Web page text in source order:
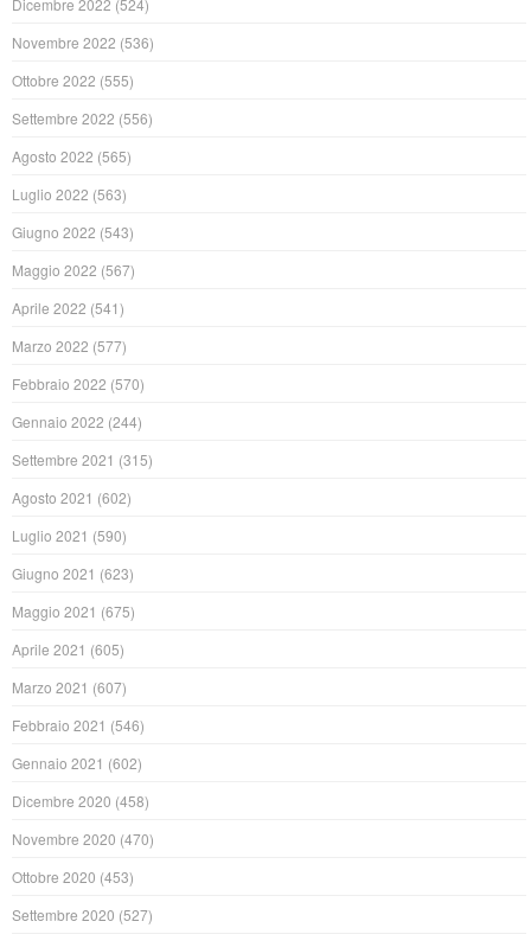
Novembre 2022 (536)
Ottobre 2022 (555)
Settembre 2022 (556)
Agosto 2022 (565)
Luglio 2022 (563)
Giugno 2022 (543)
Maggio 2022 (567)
Aprile 2022 (541)
Marzo 2022 (577)
Febbraio 2022 (570)
Gennaio 2022 (244)
Settembre 2021 (315)
Agosto 2021 (602)
Luglio 2021 (590)
Giugno 2021 (623)
Maggio 2021 (675)
Aprile 2021 (605)
Marzo 2021 (607)
Febbraio 2021 (546)
Gennaio 2021 (602)
Dicembre 2020 (458)
Novembre 2020 (470)
Ottobre 2020 (453)
Settembre 2020 (527)